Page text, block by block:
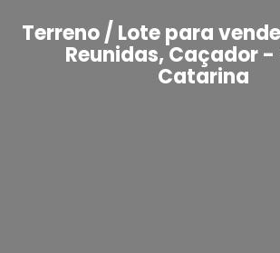
Terreno / Lote para
Reunidas, Caçador
Catarina